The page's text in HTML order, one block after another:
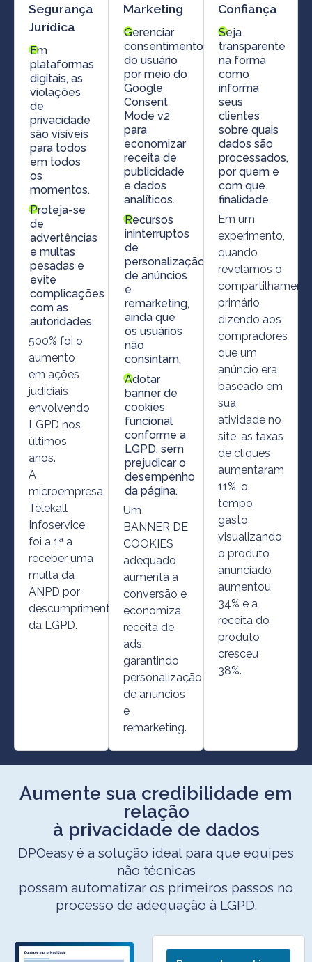
Segurança
Jurídica
Em
plataformas
digitais, as
violações
de
privacidade
são visíveis
para todos
em todos
os
momentos.
Proteja-se
de
advertências
e multas
pesadas e
evite
complicações
com as
autoridades.
500% foi o
aumento
em ações
judiciais
envolvendo
LGPD nos
últimos
anos.
A
microempresa
Telekall
Infoservice
foi a 1ª a
receber uma
multa da
ANPD por
descumprimento
da LGPD.
Marketing
Gerenciar
consentimento
do usuário
por meio do
Google
Consent
Mode v2
para
economizar
receita de
publicidade
e dados
analíticos.
Recursos
ininterruptos
de
personalização
de anúncios
e
remarketing,
ainda que
os usuários
não
consintam.
Adotar
banner de
cookies
funcional
conforme a
LGPD, sem
prejudicar o
desempenho
da página.
Um
BANNER DE
COOKIES
adequado
aumenta a
conversão e
economiza
receita de
ads,
garantindo
personalização
de anúncios
e
remarketing.
Confiança
Seja
transparente
na forma
como
informa
seus
clientes
sobre quais
dados são
processados,
por quem e
com que
finalidade.
Em um
experimento,
quando
revelamos o
primário
dizendo aos
compradores
que um
anúncio era
baseado em
sua
atividade no
site, as taxas
de cliques
aumentaram
11%, o
tempo
gasto
visualizando
o produto
anunciado
aumentou
34% e a
receita do
produto
cresceu
38%.
Aumente sua credibilidade em
relação
à privacidade de dados
DPOeasy é a solução ideal para que equipes
não técnicas
possam automatizar os primeiros passos no
processo de adequação à LGPD.